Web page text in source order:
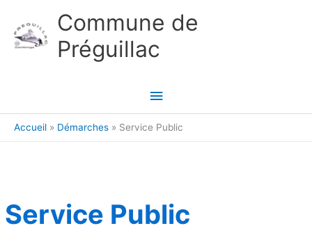
Commune de
Préguillac
Menu
principal
Accueil Démarches Service Public
Service Public